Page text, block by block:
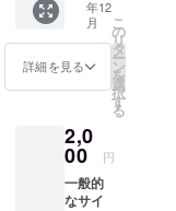
のない
場合斜
めとな
りま
136mm
×120m
mとな
りま
す。
しま
す！ ※
商品仕
様：シ
リコン
素材/シ
刷/厚み
2mm/外
周
202mm
年12
月
詳細を見る
こ
の
リ
タ
ー
ン
を
選
択
す
る
2,0
00 円
一般的
なサイ